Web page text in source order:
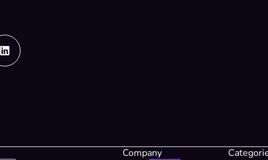
Linkedin
Company